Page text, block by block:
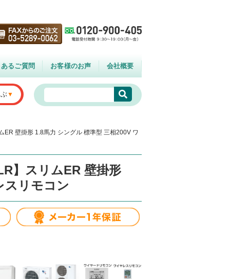
るご質問 お客様のお声 会社概要
壁掛形 1.8馬力 シングル 標準型 三相200V ワ
】スリムER 壁掛形
スリモコン